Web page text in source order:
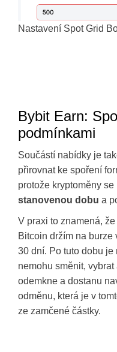
Nastavení Spot Grid
Bybit Earn:
podmínkami
Součástí nabídky je
přirovnat ke spoření
protože kryptoměny
stanovenou dobu a
V praxi to znamená,
Bitcoin držím na burze
30 dní. Po tuto dobu
nemohu směnit,
odemkne a dostanu
odměnu, která je v
ze zamčené částky.